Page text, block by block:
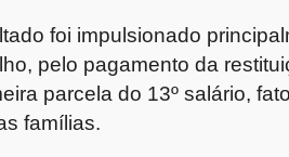
foi impulsionado
pelo pagamento da
parcela do 13º salário,
famílias.